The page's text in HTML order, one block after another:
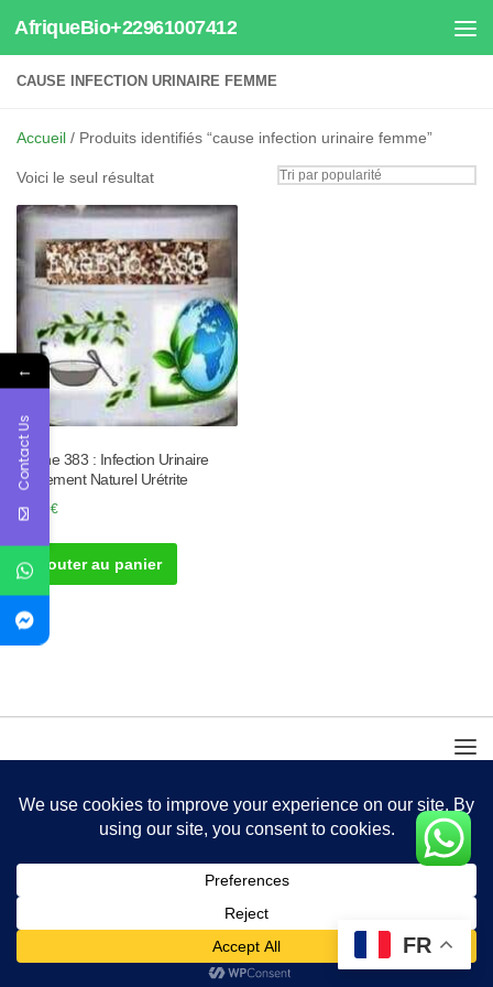
Au dessous du contenu
AfriqueBio+22961007412
CAUSE INFECTION URINAIRE FEMME
Accueil / Produits identifiés “cause infection urinaire femme”
Voici le seul résultat
Tisane 383 : Infection Urinaire
Traitement Naturel Urétrite
50.00€
Ajouter au panier
FR
←
Contact Us